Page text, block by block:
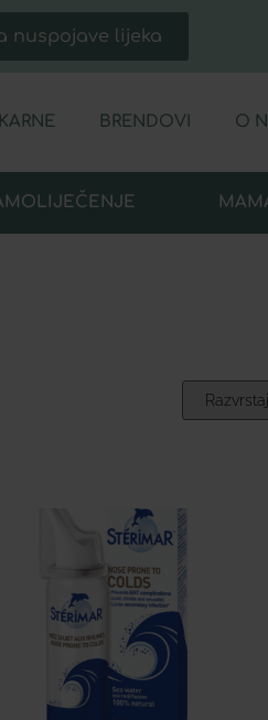
nuspojave lijeka
BRENDOVI O